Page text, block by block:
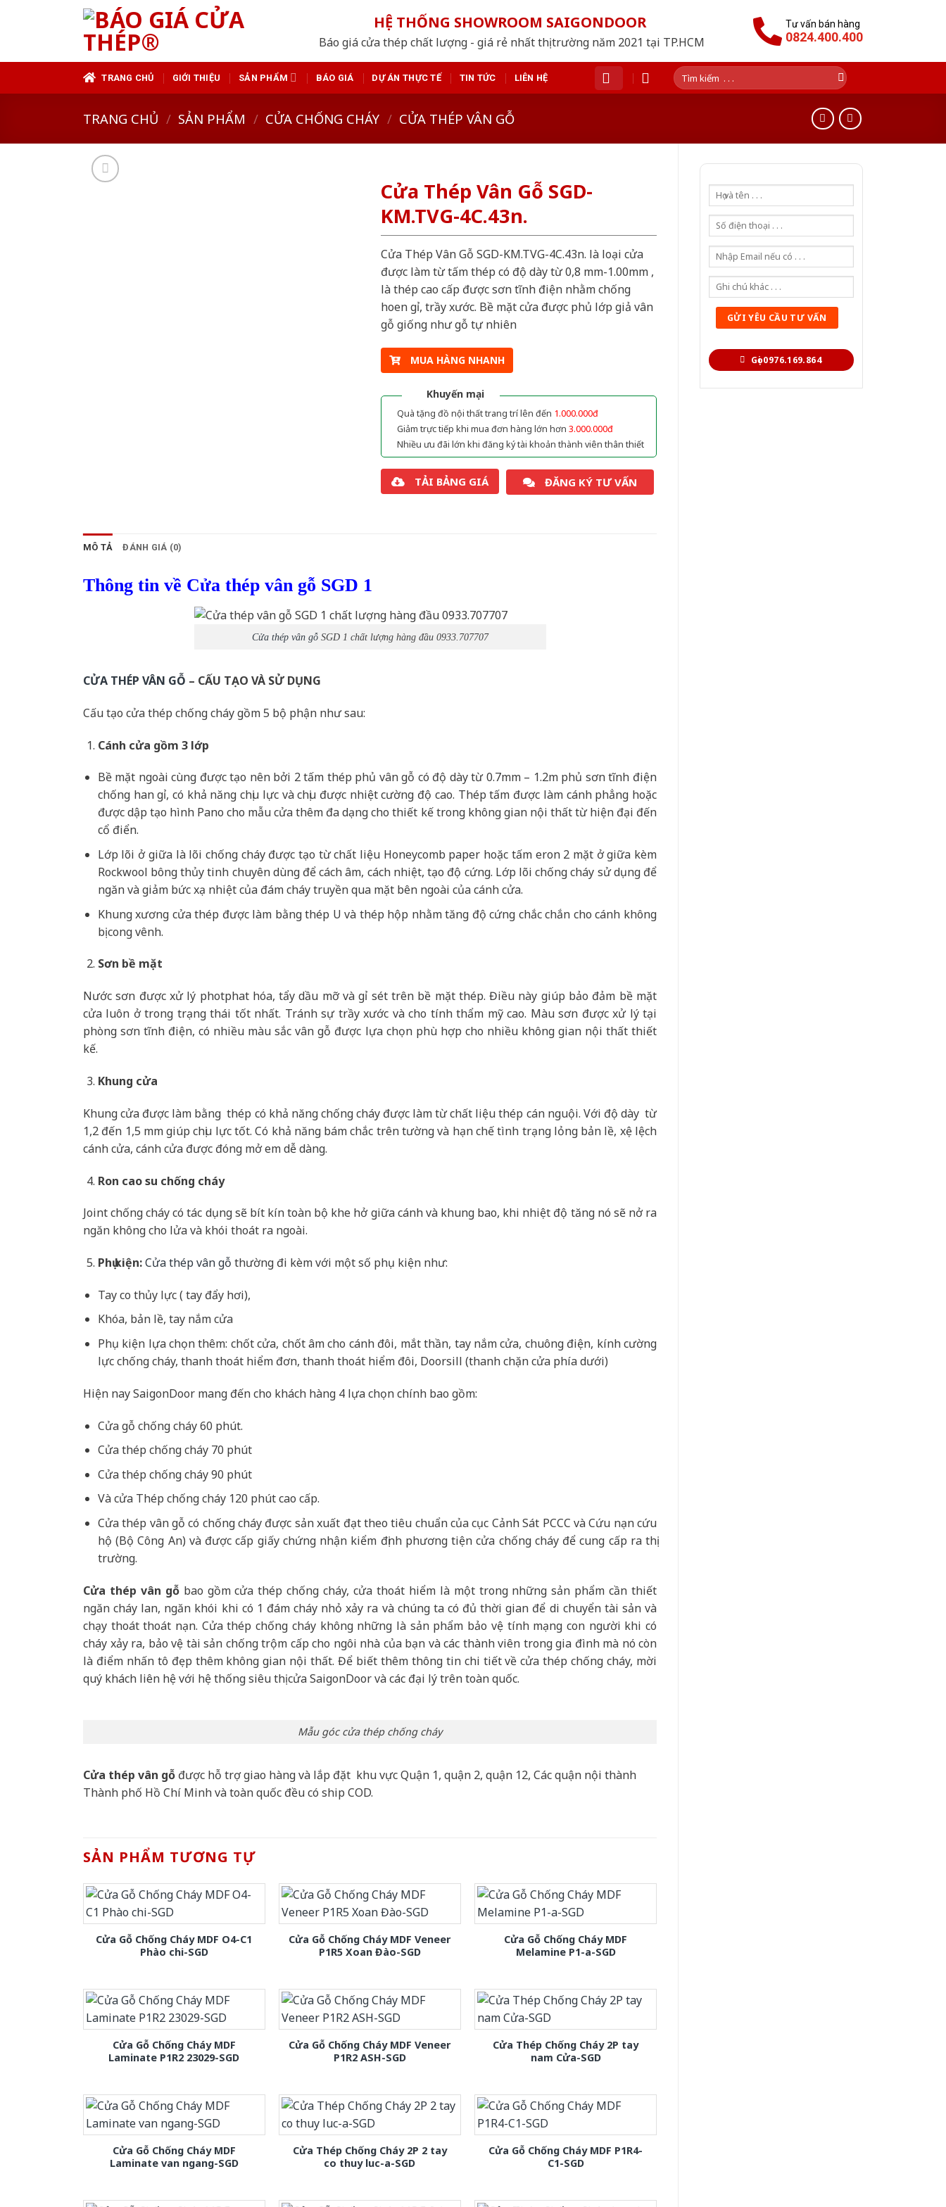
HỆ THỐNG SHOWROOM SAIGONDOOR
Báo giá cửa thép chất lượng - giá rẻ nhất thị trường năm 2021 tại TP.HCM
Tư vấn bán hàng
0824.400.400
TRANG CHỦ GIỚI THIỆU SẢN PHẨM BÁO GIÁ DỰ ÁN THỰC TẾ TIN TỨC LIÊN HỆ
Tìm
kiếm:
TRANG CHỦ / SẢN PHẨM / CỬA CHỐNG CHÁY / CỬA THÉP VÂN GỖ
Gọi 0976.169.864
Cửa Thép Vân Gỗ SGD-
KM.TVG-4C.43n.
Cửa Thép Vân Gỗ SGD-KM.TVG-4C.43n. là loại cửa
được làm từ tấm thép có độ dày từ 0,8 mm-1.00mm ,
là thép cao cấp được sơn tĩnh điện nhằm chống
hoen gỉ, trầy xước. Bề mặt cửa được phủ lớp giả vân
gỗ giống như gỗ tự nhiên
MUA HÀNG NHANH
Khuyến mại
Quà tặng đồ nội thất trang trí lên đến 1.000.000đ
Giảm trực tiếp khi mua đơn hàng lớn hơn 3.000.000đ
Nhiều ưu đãi lớn khi đăng ký tài khoản thành viên thân thiết
TẢI BẢNG GIÁ ĐĂNG KÝ TƯ VẤN
MÔ TẢ ĐÁNH GIÁ (0)
Thông tin về Cửa thép vân gỗ SGD 1
Cửa thép vân gỗSGD 1 chất lượng hàng đầu 0933.707707
CỬA THÉP VÂN GỖ – CẤU TẠO VÀ SỬ DỤNG
Cấu tạo cửa thép chống cháy gồm 5 bộ phận như sau:
Cánh cửa gồm 3 lớp
Bề mặt ngoài cùng được tạo nên bởi 2 tấm thép phủ vân gỗ có độ dày từ 0.7mm – 1.2m phủ sơn tĩnh điện
chống han gỉ, có khả năng chịu lực và chịu được nhiệt cường độ cao. Thép tấm được làm cánh phẳng hoặc
được dập tạo hình Pano cho mẫu cửa thêm đa dạng cho thiết kế trong không gian nội thất từ hiện đại đến
cổ điển.
Lớp lõi ở giữa là lõi chống cháy được tạo từ chất liệu Honeycomb paper hoặc tấm eron 2 mặt ở giữa kèm
Rockwool bông thủy tinh chuyên dùng để cách âm, cách nhiệt, tạo độ cứng. Lớp lõi chống cháy sử dụng để
ngăn và giảm bức xạ nhiệt của đám cháy truyền qua mặt bên ngoài của cánh cửa.
Khung xương cửa thép được làm bằng thép U và thép hộp nhằm tăng độ cứng chắc chắn cho cánh không
bị cong vênh.
Sơn bề mặt
Nước sơn được xử lý photphat hóa, tẩy dầu mỡ và gỉ sét trên bề mặt thép. Điều này giúp bảo đảm bề mặt
cửa luôn ở trong trạng thái tốt nhất. Tránh sự trầy xước và cho tính thẩm mỹ cao. Màu sơn được xử lý tại
phòng sơn tĩnh điện, có nhiều màu sắc vân gỗ được lựa chọn phù hợp cho nhiều không gian nội thất thiết
kế.
Khung cửa
Khung cửa được làm bằng thép có khả năng chống cháy được làm từ chất liệu thép cán nguội. Với độ dày từ
1,2 đến 1,5 mm giúp chịu lực tốt. Có khả năng bám chắc trên tường và hạn chế tình trạng lỏng bản lề, xệ lệch
cánh cửa, cánh cửa được đóng mở em dễ dàng.
Ron cao su chống cháy
Joint chống cháy có tác dụng sẽ bít kín toàn bộ khe hở giữa cánh và khung bao, khi nhiệt độ tăng nó sẽ nở ra
ngăn không cho lửa và khói thoát ra ngoài.
Phụ kiện:Cửa thép vân gỗ thường đi kèm với một số phụ kiện như:
Tay co thủy lực ( tay đẩy hơi),
Khóa, bản lề, tay nắm cửa
Phụ kiện lựa chọn thêm: chốt cửa, chốt âm cho cánh đôi, mắt thần, tay nắm cửa, chuông điện, kính cường
lực chống cháy, thanh thoát hiểm đơn, thanh thoát hiểm đôi, Doorsill (thanh chặn cửa phía dưới)
Hiện nay SaigonDoor mang đến cho khách hàng 4 lựa chọn chính bao gồm:
Cửa gỗ chống cháy 60 phút.
Cửa thép chống cháy 70 phút
Cửa thép chống cháy 90 phút
Và cửa Thép chống cháy 120 phút cao cấp.
Cửa thép vân gỗ có chống cháy được sản xuất đạt theo tiêu chuẩn của cục Cảnh Sát PCCC và Cứu nạn cứu
hộ (Bộ Công An) và được cấp giấy chứng nhận kiểm định phương tiện cửa chống cháy để cung cấp ra thị
trường.
Cửa thép vân gỗbao gồm cửa thép chống cháy, cửa thoát hiểm là một trong những sản phẩm cần thiết
ngăn cháy lan, ngăn khói khi có 1 đám cháy nhỏ xảy ra và chúng ta có đủ thời gian để di chuyển tài sản và
chạy thoát thoát nạn. Cửa thép chống cháy không những là sản phẩm bảo vệ tính mạng con người khi có
cháy xảy ra, bảo vệ tài sản chống trộm cấp cho ngôi nhà của bạn và các thành viên trong gia đình mà nó còn
là điểm nhấn tô đẹp thêm không gian nội thất. Để biết thêm thông tin chi tiết về cửa thép chống cháy, mời
quý khách liên hệ với hệ thống siêu thị cửa SaigonDoor và các đại lý trên toàn quốc.
Mẫu góc cửa thép chống cháy
Cửa thép vân gỗ được hỗ trợ giao hàng và lắp đặt khu vực Quận 1, quận 2, quận 12, Các quận nội thành
Thành phố Hồ Chí Minh và toàn quốc đều có ship COD.
SẢN PHẨM TƯƠNG TỰ
Cửa Gỗ Chống Cháy MDF O4-C1
Phào chi-SGD
Cửa Gỗ Chống Cháy MDF Veneer
P1R5 Xoan Đào-SGD
Cửa Gỗ Chống Cháy MDF
Melamine P1-a-SGD
Cửa Gỗ Chống Cháy MDF
Laminate P1R2 23029-SGD
Cửa Gỗ Chống Cháy MDF Veneer
P1R2 ASH-SGD
Cửa Thép Chống Cháy 2P tay
nam Cửa-SGD
Cửa Gỗ Chống Cháy MDF
Laminate van ngang-SGD
Cửa Thép Chống Cháy 2P 2 tay
co thuy luc-a-SGD
Cửa Gỗ Chống Cháy MDF P1R4-
C1-SGD